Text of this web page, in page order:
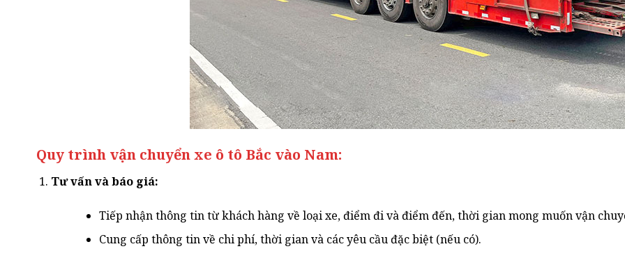
Quy trình vận chuyển xe ô tô Bắc vào Nam:
Tư vấn và báo giá:
Tiếp nhận thông tin từ khách hàng về loại xe, điểm đi và điểm đến, thời gian mong muốn vận
Cung cấp thông tin về chi phí, thời gian và các yêu cầu đặc biệt (nếu có).